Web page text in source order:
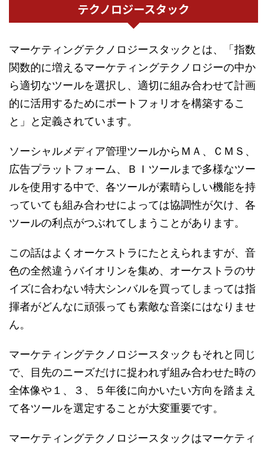
テクノロジースタック
マーケティングテクノロジースタックとは、「指数
関数的に増えるマーケティングテクノロジーの中か
ら適切なツールを選択し、適切に組み合わせて計画
的に活用するためにポートフォリオを構築するこ
と」と定義されています。
ソーシャルメディア管理ツールからＭＡ、ＣＭＳ、
広告プラットフォーム、ＢＩツールまで多様なツー
ルを使用する中で、各ツールが素晴らしい機能を持
っていても組み合わせによっては協調性が欠け、各
ツールの利点がつぶれてしまうことがあります。
この話はよくオーケストラにたとえられますが、音
色の全然違うバイオリンを集め、オーケストラのサ
イズに合わない特大シンバルを買ってしまっては指
揮者がどんなに頑張っても素敵な音楽にはなりませ
ん。
マーケティングテクノロジースタックもそれと同じ
で、目先のニーズだけに捉われず組み合わせた時の
全体像や１、３、５年後に向かいたい方向を踏まえ
て各ツールを選定することが大変重要です。
マーケティングテクノロジースタックはマーケティ